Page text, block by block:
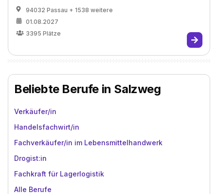
94032 Passau + 1538 weitere
01.08.2027
3395 Plätze
Beliebte Berufe in Salzweg
Verkäufer/in
Handelsfachwirt/in
Fachverkäufer/in im Lebensmittelhandwerk
Drogist:in
Fachkraft für Lagerlogistik
Alle Berufe